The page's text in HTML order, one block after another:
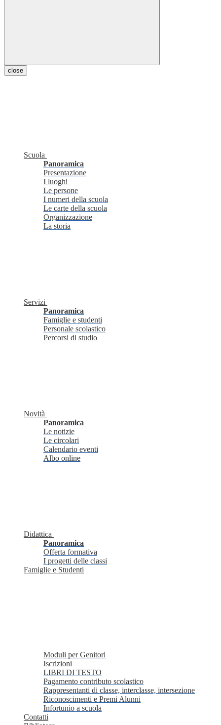
close
Scuola
Panoramica
Presentazione
I luoghi
Le persone
I numeri della scuola
Le carte della scuola
Organizzazione
La storia
Servizi
Panoramica
Famiglie e studenti
Personale scolastico
Percorsi di studio
Novità
Panoramica
Le notizie
Le circolari
Calendario eventi
Albo online
Didattica
Panoramica
Offerta formativa
I progetti delle classi
Famiglie e Studenti
Moduli per Genitori
Iscrizioni
LIBRI DI TESTO
Pagamento contributo scolastico
Rappresentanti di classe, interclasse, intersezione
Riconoscimenti e Premi Alunni
Infortunio a scuola
Contatti